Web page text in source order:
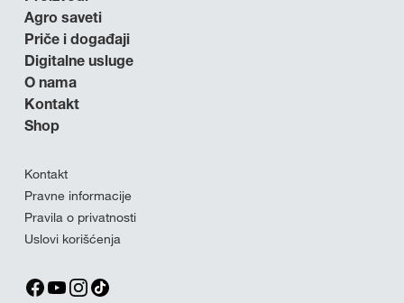
Agro saveti
Priče i događaji
Digitalne usluge
O nama
Kontakt
Shop
Kontakt
Pravne informacije
Pravila o privatnosti
Uslovi korišćenja